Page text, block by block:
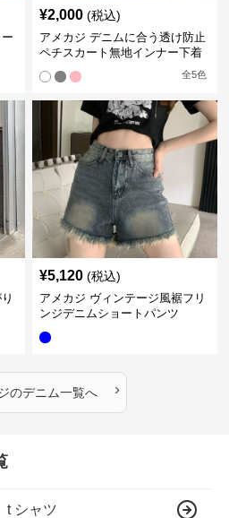
¥2,000 (税込)
アメカジ デニムに合う透け防止
ペチスカート無地インナー下着
全5色
¥5,120 (税込)
アメカジ ヴィンテージ風裾フリ
ンジデニムショートパンツ
のデニム一覧へ ›
t シャツ